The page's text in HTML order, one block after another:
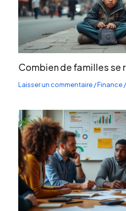
Combien de familles se
Laisser un commentaire/Finance